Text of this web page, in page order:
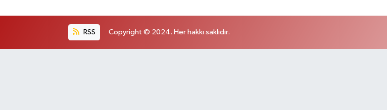
RSS Copyright © 2024. Her hakkı saklıdır.